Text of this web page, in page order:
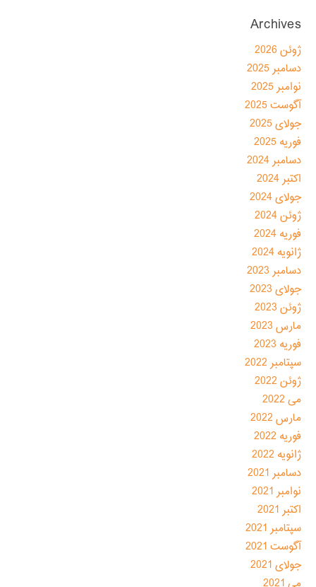
Archives
ژوئن 2026
دسامبر 2025
نوامبر 2025
آگوست 2025
جولای 2025
فوریه 2025
دسامبر 2024
اکتبر 2024
جولای 2024
ژوئن 2024
فوریه 2024
ژانویه 2024
دسامبر 2023
جولای 2023
ژوئن 2023
مارس 2023
فوریه 2023
سپتامبر 2022
ژوئن 2022
می 2022
مارس 2022
فوریه 2022
ژانویه 2022
دسامبر 2021
نوامبر 2021
اکتبر 2021
سپتامبر 2021
آگوست 2021
جولای 2021